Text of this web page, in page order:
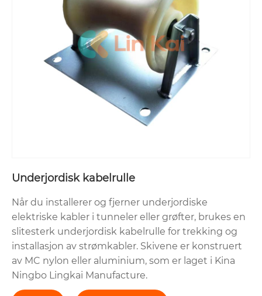
Underjordisk kabelrulle
Når du installerer og fjerner underjordiske
elektriske kabler i tunneler eller grøfter, brukes en
slitesterk underjordisk kabelrulle for trekking og
installasjon av strømkabler. Skivene er konstruert
av MC nylon eller aluminium, som er laget i Kina
Ningbo Lingkai Manufacture.